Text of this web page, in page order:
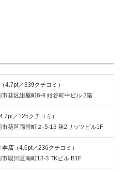
（4.7pt／339クチコミ）
葵区紺屋町6-9 紺谷町中ビル 2階
4.7pt／125クチコミ）
葵区両替町２-5-13 第2リッツビル1F
本店 （4.6pt／236クチコミ）
駿河区南町13-3 TKビル B1F